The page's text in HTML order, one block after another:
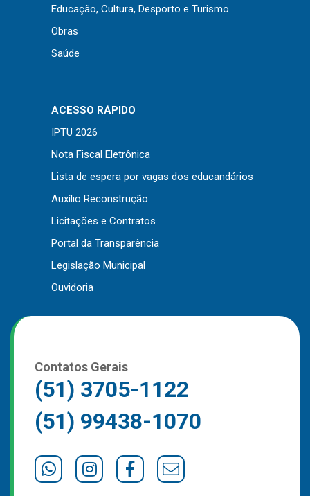
Transparência
Radar da Transparência
Cespro
Outros
Downloads
Contato
Educação, Cultura, Desporto e Turismo
Obras
Saúde
ACESSO RÁPIDO
IPTU 2026
Nota Fiscal Eletrônica
Lista de espera por vagas dos educandários
Auxílio Reconstrução
Licitações e Contratos
Portal da Transparência
Legislação Municipal
Ouvidoria
Contatos Gerais
(51) 3705-1122
(51) 99438-1070